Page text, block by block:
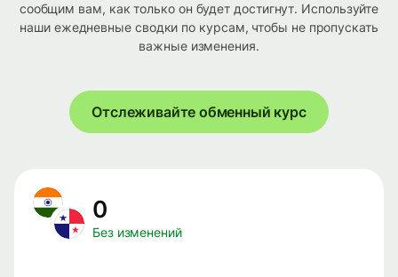
сообщим вам, как только он будет достигнут. Используйте
наши ежедневные сводки по курсам, чтобы не пропускать
важные изменения.
Отслеживайте обменный курс
0
Без изменений